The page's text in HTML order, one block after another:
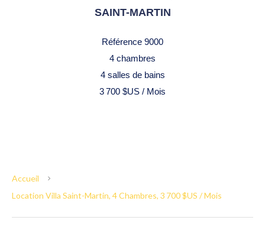
SAINT-MARTIN
Référence 9000
4 chambres
4 salles de bains
3 700 $US / Mois
Accueil
Location Villa Saint-Martin, 4 Chambres, 3 700 $US / Mois